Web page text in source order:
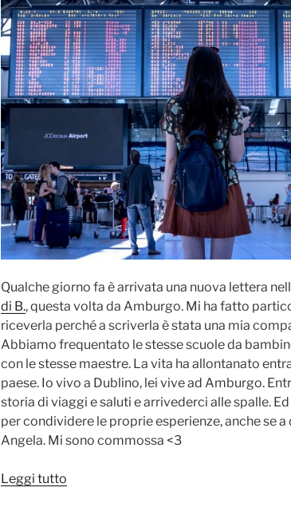
Qualche giorno fa è arrivata una nuova lettera
di B., questa volta da Amburgo. Mi ha fatto
riceverla perché a scriverla è stata una mia
Abbiamo frequentato le stesse scuole da
con le stesse maestre. La vita ha allontanato
paese. Io vivo a Dublino, lei vive ad Amburgo.
storia di viaggi e saluti e arrivederci alle spalle.
per condividere le proprie esperienze, anche se a
Angela. Mi sono commossa <3
Leggi tutto